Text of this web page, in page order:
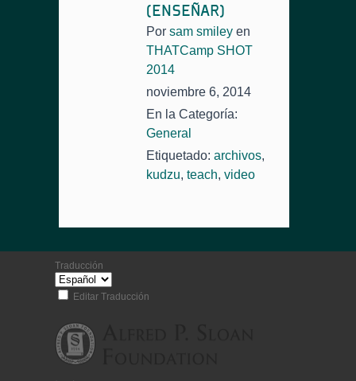
(ENSEÑAR)
Por sam smiley en
THATCamp SHOT
2014
noviembre 6, 2014
En la Categoría:
General
Etiquetado: archivos,
kudzu, teach, video
Traducción
Editar Traducción